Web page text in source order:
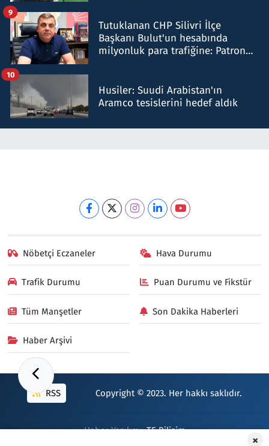
×
Tutuklanan CHP Silivri İlçe
Başkanı Bulut'un hesabında
milyonluk para trafiğine: Patron
9
Husiler: Suudi Arabistan'ın
Aramco tesislerini hedef aldık
10
Nöbetçi Eczaneler Hava Durumu
Trafik Durumu Puan Durumu ve Fikstür
Tüm Manşetler Son Dakika Haberleri
Haber Arşivi
RSS Copyright © 2023. Her hakkı saklıdır.
Haber Yazılımı:TE Bilişim